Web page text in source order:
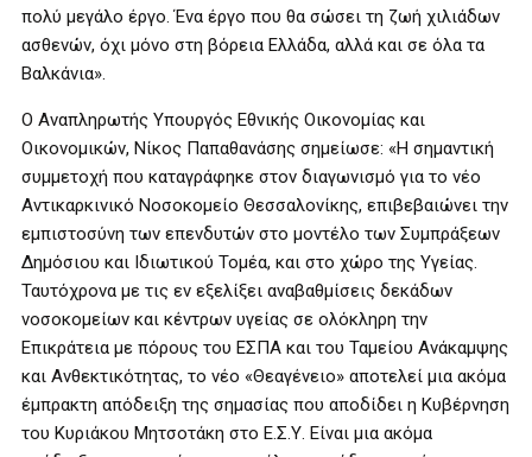
πολύ μεγάλο έργο. Ένα έργο που θα σώσει τη ζωή χιλιάδων
ασθενών, όχι μόνο στη βόρεια Ελλάδα, αλλά και σε όλα τα
Βαλκάνια».
Ο Αναπληρωτής Υπουργός Εθνικής Οικονομίας και
Οικονομικών, Νίκος Παπαθανάσης σημείωσε: «Η σημαντική
συμμετοχή που καταγράφηκε στον διαγωνισμό για το νέο
Αντικαρκινικό Νοσοκομείο Θεσσαλονίκης, επιβεβαιώνει την
εμπιστοσύνη των επενδυτών στο μοντέλο των Συμπράξεων
Δημόσιου και Ιδιωτικού Τομέα, και στο χώρο της Υγείας.
Ταυτόχρονα με τις εν εξελίξει αναβαθμίσεις δεκάδων
νοσοκομείων και κέντρων υγείας σε ολόκληρη την
Επικράτεια με πόρους του ΕΣΠΑ και του Ταμείου Ανάκαμψης
και Ανθεκτικότητας, το νέο «Θεαγένειο» αποτελεί μια ακόμα
έμπρακτη απόδειξη της σημασίας που αποδίδει η Κυβέρνηση
του Κυριάκου Μητσοτάκη στο Ε.Σ.Υ. Είναι μια ακόμα